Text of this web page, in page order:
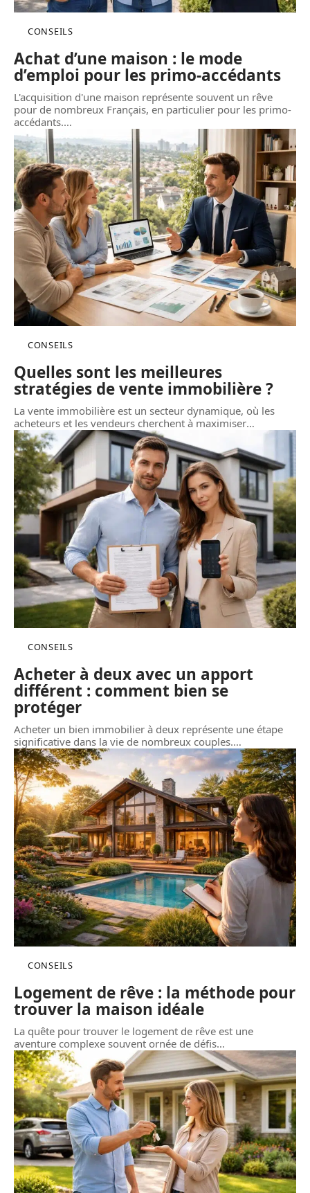
CONSEILS
Achat d’une maison : le mode
d’emploi pour les primo-accédants
L'acquisition d'une maison représente souvent un rêve
pour de nombreux Français, en particulier pour les primo-
accédants.…
CONSEILS
Quelles sont les meilleures
stratégies de vente immobilière ?
La vente immobilière est un secteur dynamique, où les
acheteurs et les vendeurs cherchent à maximiser…
CONSEILS
Acheter à deux avec un apport
différent : comment bien se
protéger
Acheter un bien immobilier à deux représente une étape
significative dans la vie de nombreux couples.…
CONSEILS
Logement de rêve : la méthode pour
trouver la maison idéale
La quête pour trouver le logement de rêve est une
aventure complexe souvent ornée de défis…